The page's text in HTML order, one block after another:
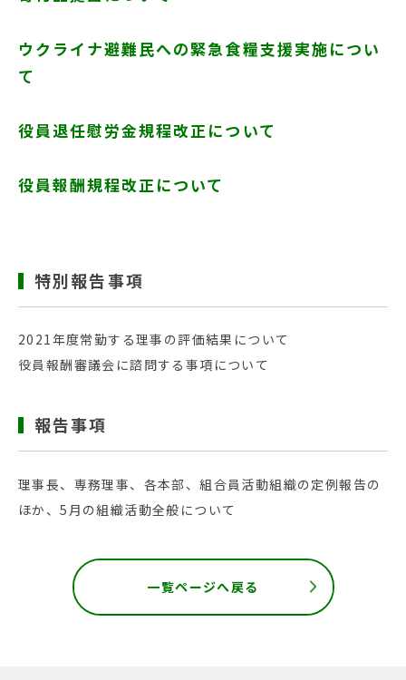
ウクライナ避難民への緊急食糧支援実施につい
て
役員退任慰労金規程改正について
役員報酬規程改正について
特別報告事項
2021年度常勤する理事の評価結果について
役員報酬審議会に諮問する事項について
報告事項
理事長、専務理事、各本部、組合員活動組織の定例報告の
ほか、5月の組織活動全般について
一覧ページへ戻る